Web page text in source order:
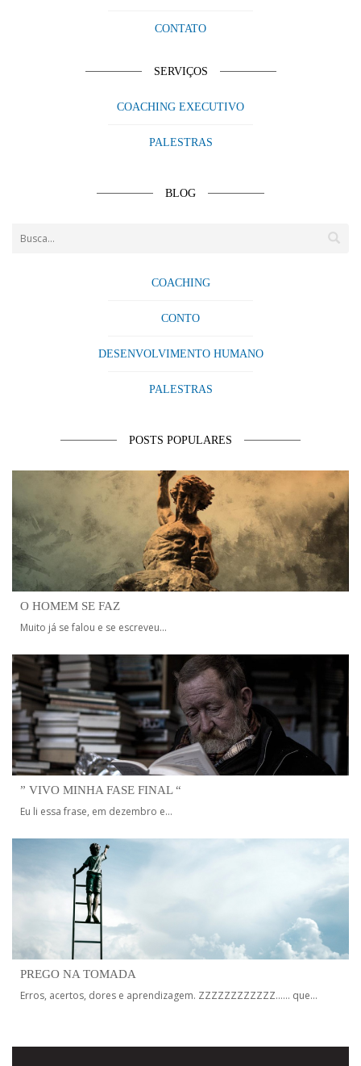
CONTATO
SERVIÇOS
COACHING EXECUTIVO
PALESTRAS
BLOG
COACHING
CONTO
DESENVOLVIMENTO HUMANO
PALESTRAS
POSTS POPULARES
O HOMEM SE FAZ
Muito já se falou e se escreveu...
” VIVO MINHA FASE FINAL “
Eu li essa frase, em dezembro e...
PREGO NA TOMADA
Erros, acertos, dores e aprendizagem. ZZZZZZZZZZZZ…… que...